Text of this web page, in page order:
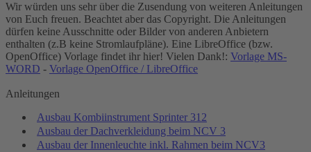
Wir würden uns sehr über die Zusendung von weiteren Anleitungen
von Euch freuen. Beachtet aber das Copyright. Die Anleitungen
dürfen keine Ausschnitte oder Bilder von anderen Anbietern
enthalten (z.B keine Stromlaufpläne). Eine LibreOffice (bzw.
OpenOffice) Vorlage findet ihr hier! Vielen Dank!: Vorlage MS-
WORD - Vorlage OpenOffice / LibreOffice
Anleitungen
Ausbau Kombiinstrument Sprinter 312
Ausbau der Dachverkleidung beim NCV 3
Ausbau der Innenleuchte inkl. Rahmen beim NCV3